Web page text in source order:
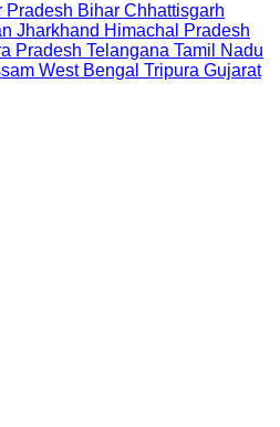
Pradesh Bihar Chhattisgarh
Jharkhand Himachal Pradesh
Pradesh Telangana Tamil Nadu
West Bengal Tripura Gujarat